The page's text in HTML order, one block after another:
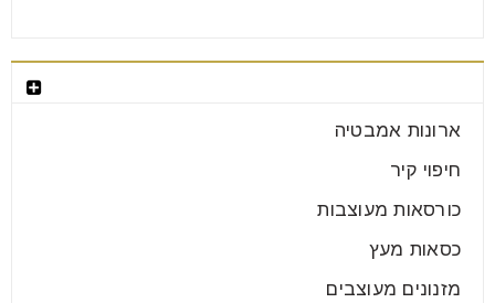
ארונות אמבטיה
חיפוי קיר
כורסאות מעוצבות
כסאות מעץ
מזנונים מעוצבים